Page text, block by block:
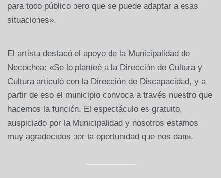
para todo público pero que se puede adaptar a esas
situaciones».
El artista destacó el apoyo de la Municipalidad de
Necochea: «Se lo planteé a la Dirección de Cultura y
Cultura articuló con la Dirección de Discapacidad, y a
partir de eso el municipio convoca a través nuestro que
hacemos la función. El espectáculo es gratuito,
auspiciado por la Municipalidad y nosotros estamos
muy agradecidos por la oportunidad que nos dan».